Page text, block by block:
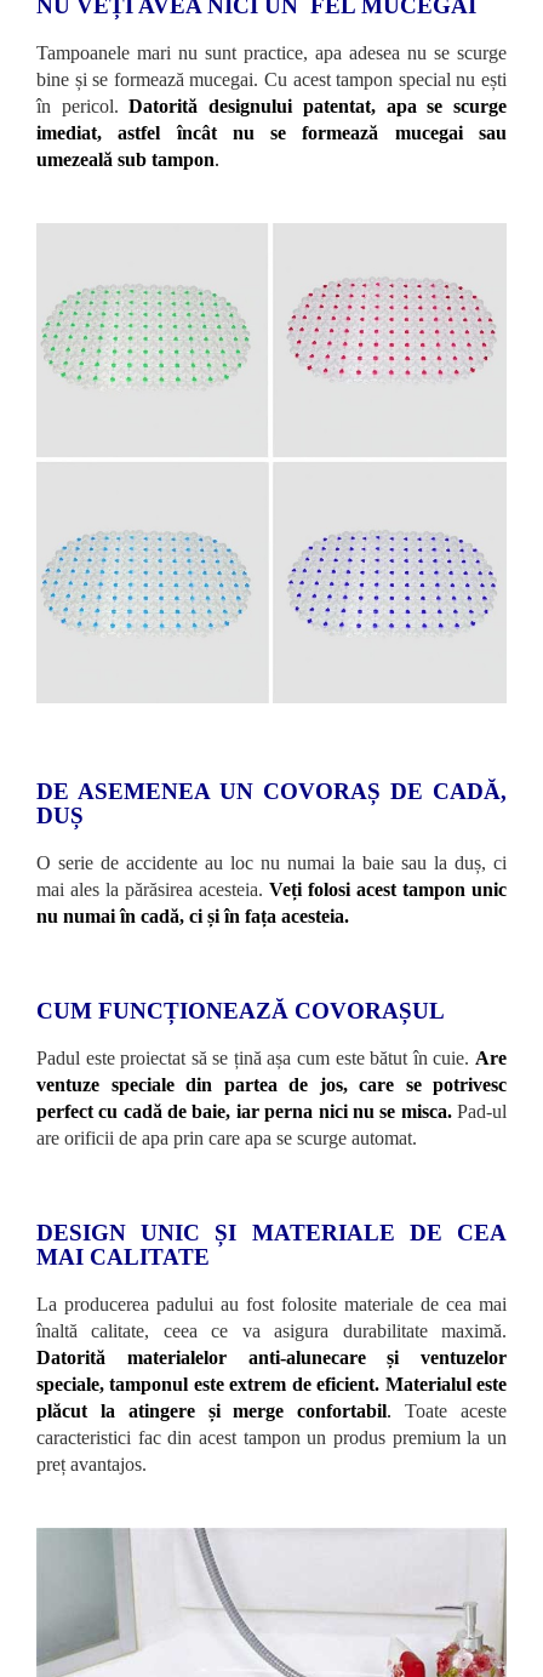
Tampoanele mari nu sunt practice, apa adesea nu se scurge
bine și se formează mucegai. Cu acest tampon special nu ești
în pericol.Datorită designului patentat, apa se scurge
imediat, astfel încât nu se formează mucegai sau
umezeală sub tampon.
DE ASEMENEA UN COVORAȘ DE CADĂ,
DUȘ
O serie de accidente au loc nu numai la baie sau la duș, ci
mai ales la părăsirea acesteia. Veți folosi acest tampon unic
nu numai în cadă, ci și în fața acesteia.
CUM FUNCȚIONEAZĂ COVORAȘUL
Padul este proiectat să se țină așa cum este bătut în cuie. Are
ventuze speciale din partea de jos, care se potrivesc
perfect cu cadă de baie, iar perna nici nu se misca.Pad-ul
are orificii de apa prin care apa se scurge automat.
DESIGN UNIC ȘI MATERIALE DE CEA
MAI CALITATE
La producerea padului au fost folosite materiale de cea mai
înaltă calitate, ceea ce va asigura durabilitate maximă.
Datorită materialelor anti-alunecare și ventuzelor
speciale, tamponul este extrem de eficient. Materialul este
plăcut la atingere și merge confortabil. Toate aceste
caracteristici fac din acest tampon un produs premium la un
preț avantajos.